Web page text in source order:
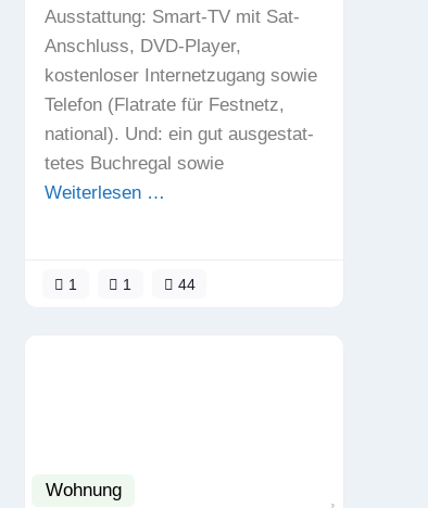
Aus­stattung: Smart-TV mit Sat-
Anschluss, DVD-Player,
kostenloser Internet­zugang sowie
Telefon (Flatrate für Festnetz,
national). Und: ein gut ausge­stat­
tetes Buchregal sowie
Weiterlesen …
1 1 44
FavoritWohnung